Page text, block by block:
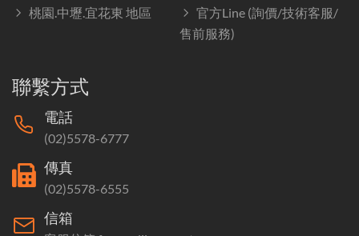
桃園.中壢.宜花東 地區
官方Line (詢價/技術客服/
售前服務)
聯繫方式
電話
(02)5578-6777
傳真
(02)5578-6555
信箱